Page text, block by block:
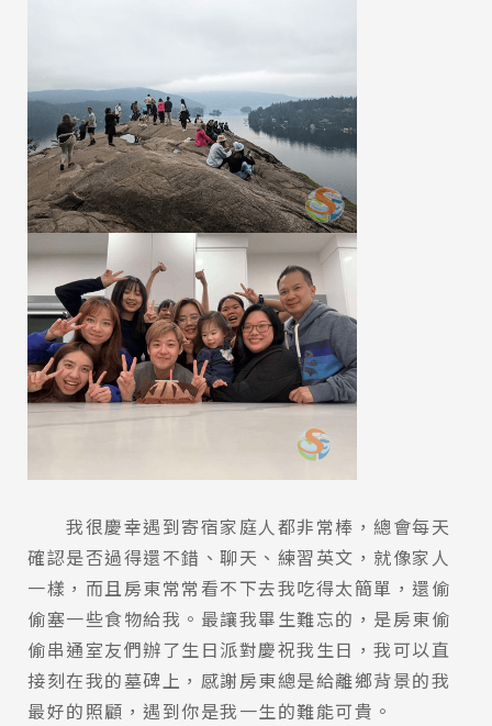
我很慶幸遇到寄宿家庭人都非常棒，總會每天
確認是否過得還不錯、聊天、練習英文，就像家人
一樣，而且房東常常看不下去我吃得太簡單，還偷
偷塞一些食物給我。最讓我畢生難忘的，是房東偷
偷串通室友們辦了生日派對慶祝我生日，我可以直
接刻在我的墓碑上，感謝房東總是給離鄉背景的我
最好的照顧，遇到你是我一生的難能可貴。